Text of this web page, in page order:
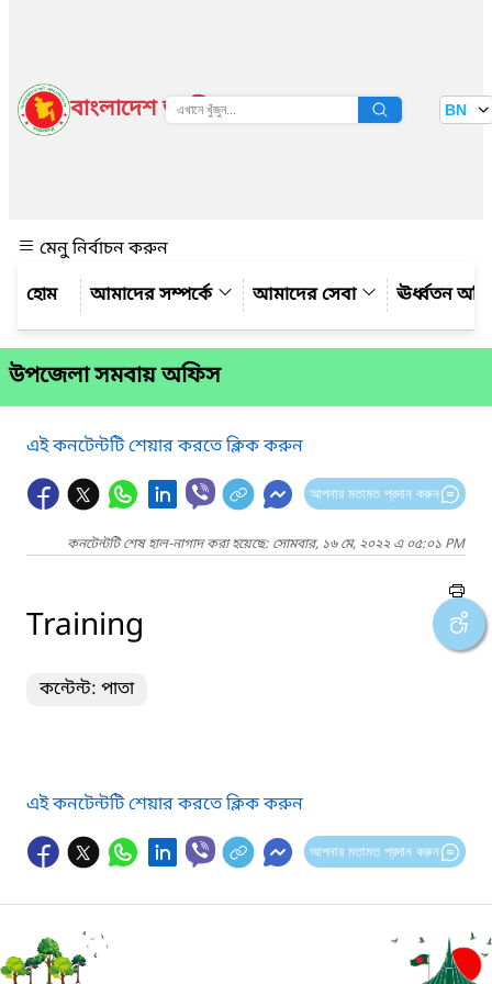
বাংলাদেশ জাতীয় তথ্য বাতায়ন BN
মেনু নির্বাচন করুন
আমাদের সম্পর্কে
আমাদের সেবা ঊর্ধ্বতন
উপজেলা সমবায় অফিস
এই কনটেন্টটি শেয়ার করতে ক্লিক করুন
আপনার মতামত প্রদান করুন
কনটেন্টটি শেষ হাল-নাগাদ করা হয়েছে: সোমবার, ১৬ মে, ২০২২ এ ০৫:০১ PM
Training
কন্টেন্ট: পাতা
এই কনটেন্টটি শেয়ার করতে ক্লিক করুন
আপনার মতামত প্রদান করুন